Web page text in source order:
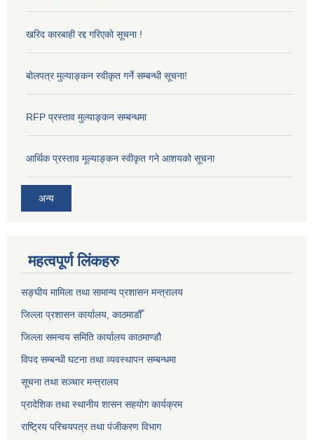
खरिद कारबाही रद्द गरिएको सूचना !
बोलपत्र मुल्याङ्कन स्वीकृत गर्ने सम्बन्धी सूचना!
RFP प्रस्ताव मुल्याङ्कन सम्बन्धमा
आर्थिक प्रस्ताव मूल्याङ्कन स्वीकृत गने आशयको सूचना
अन्य
महत्वपूर्ण लिंकहरु
सङ्‍घीय मामिला तथा सामान्य प्रशासन मन्त्रालय
जिल्ला प्रशासन कार्यालय, काठमाडौँ
जिल्ला समन्वय समिति कार्यालय काठमाण्ड‌ौ
विपद सम्बन्धी घटना तथा व्यवस्थापन सम्बन्धमा
सूचना तथा सञ्चार मन्त्रालय
प्रादेशिक तथा स्थानीय शासन सहयोग कार्यक्रम
राष्ट्रिय परिचयपत्र तथा पंजीकरण विभाग